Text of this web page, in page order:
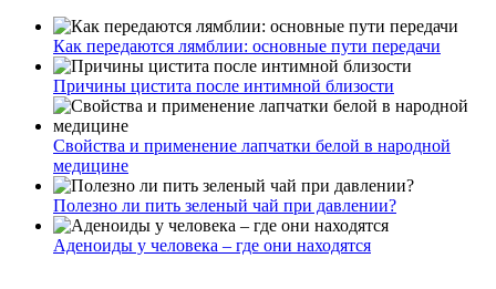
Как передаются лямблии: основные пути передачи
Причины цистита после интимной близости
Свойства и применение лапчатки белой в народной
медицине
Полезно ли пить зеленый чай при давлении?
Аденоиды у человека – где они находятся